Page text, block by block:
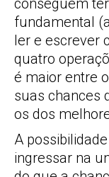
conseguem
fundamental
ler e escrever
quatro
é maior entre
suas chances
os dos
A
ingressar na